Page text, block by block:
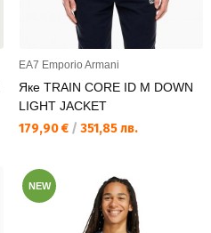
EA7 Emporio Armani
Яке TRAIN CORE ID M DOWN
LIGHT JACKET
Текуща цена:
179,90 € / 351,85 лв.
NEW